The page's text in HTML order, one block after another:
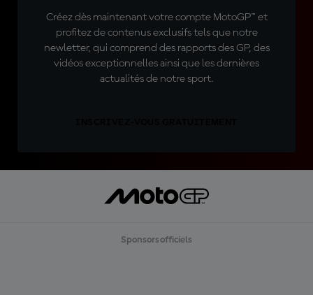
Créez dès maintenant votre compte MotoGP™ et
profitez de contenus exclusifs tels que notre
newletter, qui comprend des rapports des GP, des
vidéos exceptionnelles ainsi que les dernières
actualités de notre sport.
Sponsors officiels